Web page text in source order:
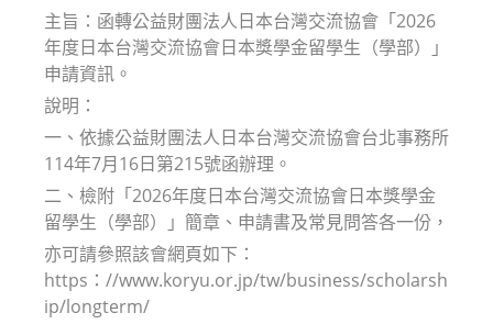
主旨：函轉公益財團法人日本台灣交流協會「2026
年度日本台灣交流協會日本獎學金留學生（學部）」
申請資訊。
說明：
一、依據公益財團法人日本台灣交流協會台北事務所
114年7月16日第215號函辦理。
二、檢附「2026年度日本台灣交流協會日本獎學金
留學生（學部）」簡章、申請書及常見問答各一份，
亦可請參照該會網頁如下：
https：//www.koryu.or.jp/tw/business/scholarsh
ip/longterm/